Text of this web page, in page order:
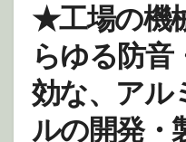
★工場の機
らゆる防音
効な、アル
ルの開発・